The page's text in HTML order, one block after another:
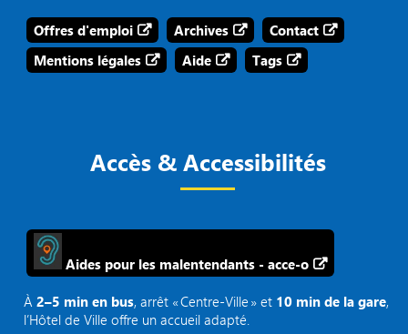
Offres d'emploi Archives
Contact
Mentions légales
Aide Tags
Accès & Accessibilités
Aides pour les malentendants - acce-o
À2–5 min en bus, arrêt « Centre‑Ville » et 10 min de la gare,
l’Hôtel de Ville offre un accueil adapté.